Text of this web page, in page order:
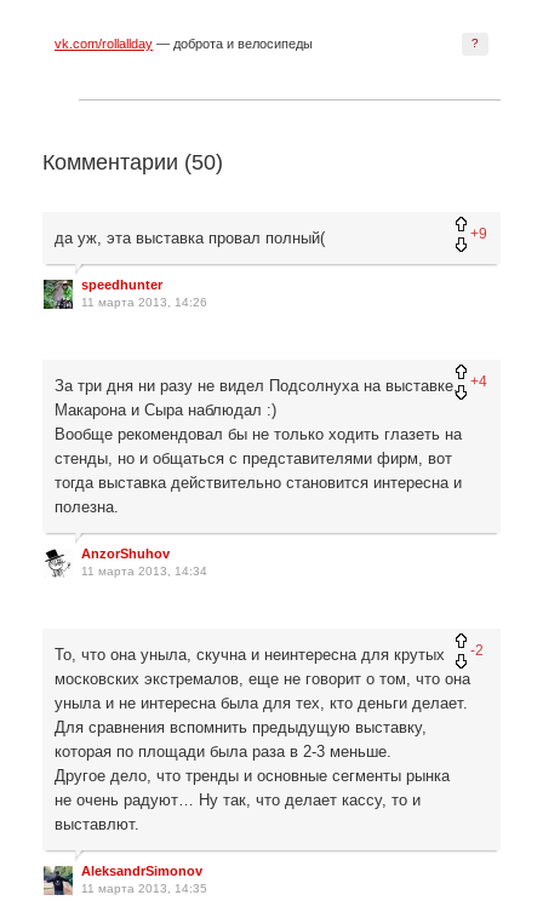
?
vk.com/rollallday — доброта и велосипеды
Комментарии (50)
+9
да уж, эта выставка провал полный(
speedhunter
11 марта 2013, 14:26
+4
За три дня ни разу не видел Подсолнуха на выставке,
Макарона и Сыра наблюдал :)
Вообще рекомендовал бы не только ходить глазеть на
стенды, но и общаться с представителями фирм, вот
тогда выставка действительно становится интересна и
полезна.
AnzorShuhov
11 марта 2013, 14:34
-2
То, что она уныла, скучна и неинтересна для крутых
московских экстремалов, еще не говорит о том, что она
уныла и не интересна была для тех, кто деньги делает.
Для сравнения вспомнить предыдущую выставку,
которая по площади была раза в 2-3 меньше.
Другое дело, что тренды и основные сегменты рынка
не очень радуют… Ну так, что делает кассу, то и
выставлют.
AleksandrSimonov
11 марта 2013, 14:35